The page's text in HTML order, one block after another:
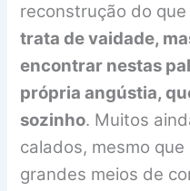
reconstrução do
trata de vaidade,
encontrar nestas
própria angústia,
sozinho. Muitos
calados, mesmo
grandes meios de